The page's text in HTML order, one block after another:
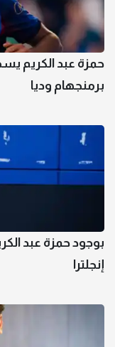
حمزة عبد الكريم
برمنجهام وديا
بوجود حمزة عبد
إنجلترا